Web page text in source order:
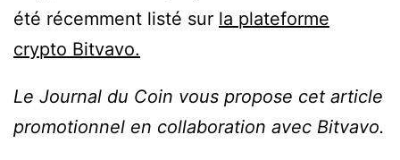
été récemment listé sur la plateforme
crypto Bitvavo.
Le Journal du Coin vous propose cet article
promotionnel en collaboration avec Bitvavo.